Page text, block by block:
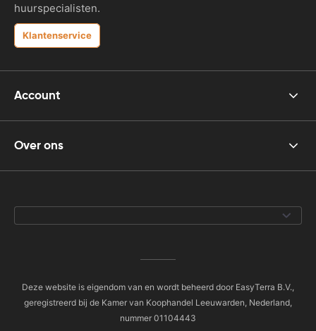
huurspecialisten.
Klantenservice
Account
Over ons
Deze website is eigendom van en wordt beheerd door EasyTerra B.V.,
geregistreerd bij de Kamer van Koophandel Leeuwarden, Nederland,
nummer 01104443